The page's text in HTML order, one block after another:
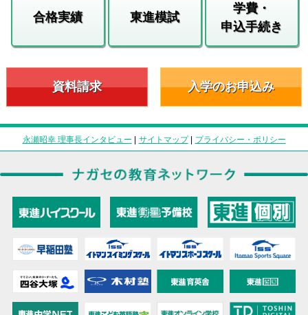
合格実績 東進模試
学費・
申込手続き
資料請求 入学のお申込み
永瀬昭幸 理事長インタビュー | サイトマップ| プライバシー・ポリシー